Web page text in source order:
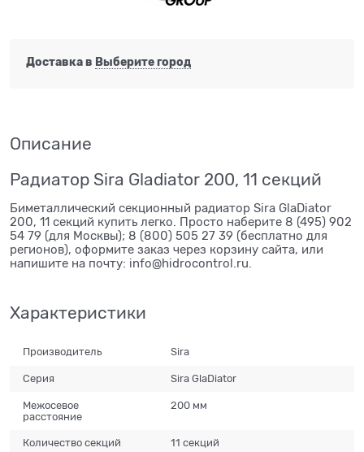
Доставка в Выберите город
Описание
Радиатор Sira Gladiator 200, 11 секций
Биметаллический секционный радиатор Sira GlaDiator
200, 11 секций купить легко. Просто наберите 8 (495) 902
54 79 (для Москвы); 8 (800) 505 27 39 (бесплатно для
регионов), оформите заказ через корзину сайта, или
напишите на почту: info@hidrocontrol.ru.
Характеристики
Производитель Sira
Серия Sira GlaDiator
Межосевое
расстояние
200 мм
Количество секций 11 секций